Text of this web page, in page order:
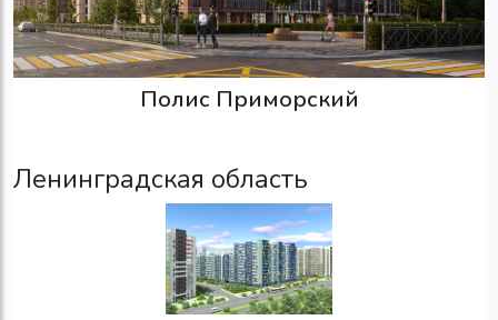
Полис Приморский
Ленинградская область